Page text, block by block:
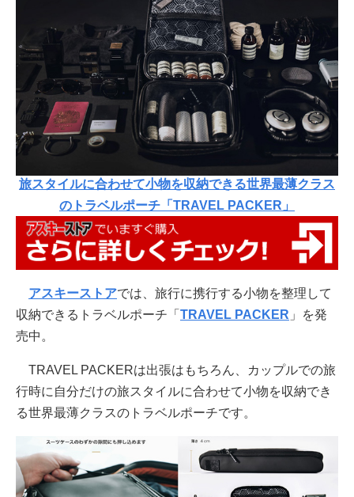
旅スタイルに合わせて小物を収納できる世界最薄クラス
のトラベルポーチ「TRAVEL PACKER」
アスキーストアでは、旅行に携行する小物を整理して
収納できるトラベルポーチ「 TRAVEL PACKER 」を発
売中。
TRAVEL PACKERは出張はもちろん、カップルでの旅
行時に自分だけの旅スタイルに合わせて小物を収納でき
る世界最薄クラスのトラベルポーチです。